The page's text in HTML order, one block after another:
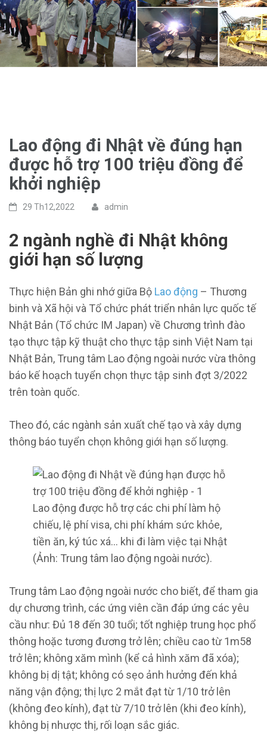
Lao động đi Nhật về đúng hạn
được hỗ trợ 100 triệu đồng để
khởi nghiệp
29 Th12,2022 admin
2 ngành nghề đi Nhật không
giới hạn số lượng
Thực hiện Bản ghi nhớ giữa Bộ Lao động – Thương
binh và Xã hội và Tổ chức phát triển nhân lực quốc tế
Nhật Bản (Tổ chức IM Japan) về Chương trình đào
tạo thực tập kỹ thuật cho thực tập sinh Việt Nam tại
Nhật Bản, Trung tâm Lao động ngoài nước vừa thông
báo kế hoạch tuyển chọn thực tập sinh đợt 3/2022
trên toàn quốc.
Theo đó, các ngành sản xuất chế tạo và xây dựng
thông báo tuyển chọn không giới hạn số lượng.
Lao động được hỗ trợ các chi phí làm hộ
chiếu, lệ phí visa, chi phí khám sức khỏe,
tiền ăn, ký túc xá… khi đi làm việc tại Nhật
(Ảnh: Trung tâm lao động ngoài nước).
Trung tâm Lao động ngoài nước cho biết, để tham gia
dự chương trình, các ứng viên cần đáp ứng các yêu
cầu như: Đủ 18 đến 30 tuổi; tốt nghiệp trung học phổ
thông hoặc tương đương trở lên; chiều cao từ 1m58
trở lên; không xăm mình (kể cả hình xăm đã xóa);
không bị dị tật; không có sẹo ảnh hưởng đến khả
năng vận động; thị lực 2 mắt đạt từ 1/10 trở lên
(không đeo kính), đạt từ 7/10 trở lên (khi đeo kính),
không bị nhược thị, rối loạn sắc giác.